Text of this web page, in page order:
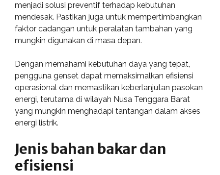
menjadi solusi preventif terhadap kebutuhan
mendesak. Pastikan juga untuk mempertimbangkan
faktor cadangan untuk peralatan tambahan yang
mungkin digunakan di masa depan.
Dengan memahami kebutuhan daya yang tepat,
pengguna genset dapat memaksimalkan efisiensi
operasional dan memastikan keberlanjutan pasokan
energi, terutama di wilayah Nusa Tenggara Barat
yang mungkin menghadapi tantangan dalam akses
energi listrik.
Jenis bahan bakar dan
efisiensi